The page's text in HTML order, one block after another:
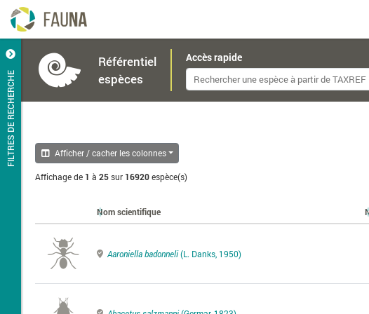
FILTRES DE RECHERCHE
Référentiel
espèces
Accès rapide
Afficher / cacher les colonnes
Affichage de 1 à 25sur 16920espèce(s)
Nom scientifique
Aaroniella badonneli(L. Danks, 1950)